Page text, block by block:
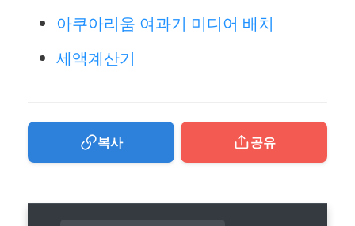
아쿠아리움 여과기 미디어 배치
세액계산기
복사 공유